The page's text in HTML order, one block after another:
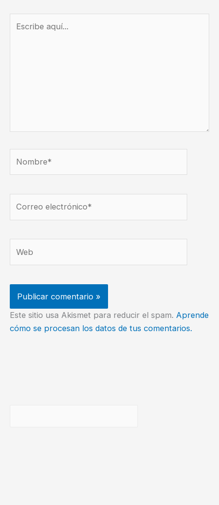
aquí...
Este sitio usa Akismet para reducir el spam. Aprende
cómo se procesan los datos de tus comentarios.